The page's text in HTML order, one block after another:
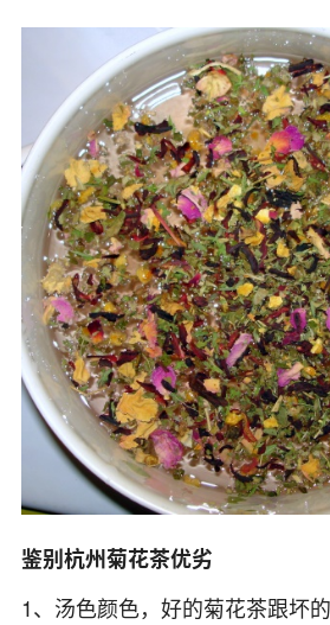
鉴别杭州菊花茶优劣
1、汤色颜色，好的菊花茶跟坏